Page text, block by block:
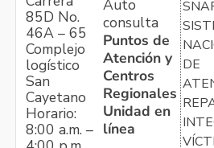
85D No.
46A – 65
Complejo
logístico
San
Cayetano
Horario:
8:00 a.m. –
Auto
consulta
Puntos de
Atención y
Centros
Regionales
Unidad en
línea
DE